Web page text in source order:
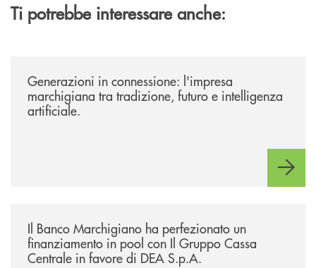
Ti potrebbe interessare anche:
Generazioni in connessione: l'impresa
marchigiana tra tradizione, futuro e intelligenza
artificiale.
Il Banco Marchigiano ha perfezionato un
finanziamento in pool con Il Gruppo Cassa
Centrale in favore di DEA S.p.A.